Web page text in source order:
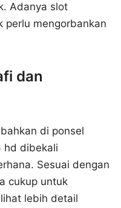
Adanya slot
mengorbankan
dan
di ponsel
hd dibekali
Sesuai dengan
cukup untuk
lebih detail